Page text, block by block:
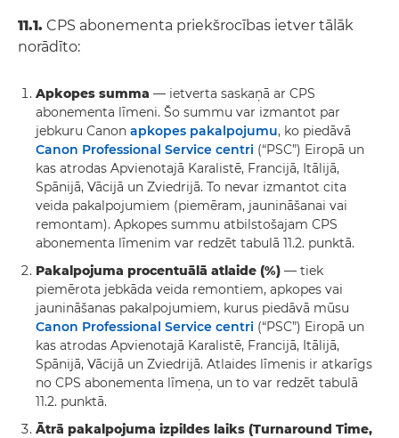
11.1. CPS abonementa priekšrocības ietver tālāk
norādīto:
Apkopes summa — ietverta saskaņā ar CPS
abonementa līmeni. Šo summu var izmantot par
jebkuru Canon apkopes pakalpojumu, ko piedāvā
Canon Professional Service centri (“PSC”) Eiropā un
kas atrodas Apvienotajā Karalistē, Francijā, Itālijā,
Spānijā, Vācijā un Zviedrijā. To nevar izmantot cita
veida pakalpojumiem (piemēram, jaunināšanai vai
remontam). Apkopes summu atbilstošajam CPS
abonementa līmenim var redzēt tabulā 11.2. punktā.
Pakalpojuma procentuālā atlaide (%) — tiek
piemērota jebkāda veida remontiem, apkopes vai
jaunināšanas pakalpojumiem, kurus piedāvā mūsu
Canon Professional Service centri (“PSC”) Eiropā un
kas atrodas Apvienotajā Karalistē, Francijā, Itālijā,
Spānijā, Vācijā un Zviedrijā. Atlaides līmenis ir atkarīgs
no CPS abonementa līmeņa, un to var redzēt tabulā
11.2. punktā.
Ātrā pakalpojuma izpildes laiks (Turnaround Time,